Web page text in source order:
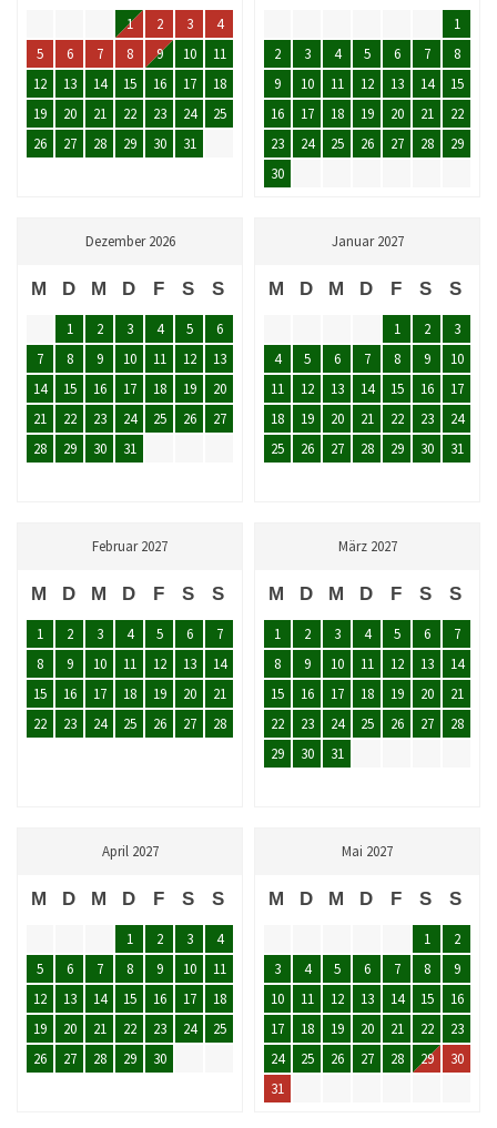
1 2 3
4
5
6 7 8 9 10
11
12
13 14 15 16 17
18
19
20 21 22 23 24
25
26
27 28 29 30 31
1
2
3 4 5 6 7
8
9
10 11 12 13 14
15
16
17 18 19 20 21
22
23
24 25 26 27 28
29
30
Dezember 2026
M D M D F S S
1 2 3 4 5
6
7
8 9 10 11 12
13
14
15 16 17 18 19
20
21
22 23 24 25 26
27
28
29 30 31
Januar 2027
M D M D F S S
1 2
3
4
5 6 7 8 9
10
11
12 13 14 15 16
17
18
19 20 21 22 23
24
25
26 27 28 29 30 31
Februar 2027
M D M D F S S
1 2 3 4 5 6
7
8
9 10 11 12 13
14
15
16 17 18 19 20
21
22
23 24 25 26 27 28
März 2027
M D M D F S S
1 2 3 4 5 6
7
8
9 10 11 12 13
14
15
16 17 18 19 20
21
22
23 24 25 26 27
28
29
30 31
April 2027
M D M D F S S
1 2 3
4
5
6 7 8 9 10
11
12
13 14 15 16 17
18
19
20 21 22 23 24
25
26
27 28 29 30
Mai 2027
M D M D F S S
1
2
3
4 5 6 7 8
9
10
11 12 13 14 15
16
17
18 19 20 21 22
23
24
25 26 27 28 29
30
31